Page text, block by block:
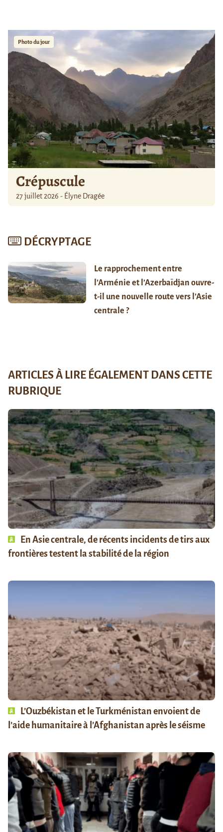
Photo du jour
Crépuscule
27 juillet 2026 - Élyne Dragée
DÉCRYPTAGE
Le rapprochement entre
l’Arménie et l’Azerbaïdjan ouvre-
t-il une nouvelle route vers l’Asie
centrale ?
ARTICLES À LIRE ÉGALEMENT DANS CETTE
RUBRIQUE
En Asie centrale, de récents incidents de tirs aux
frontières testent la stabilité de la région
L’Ouzbékistan et le Turkménistan envoient de
l’aide humanitaire à l’Afghanistan après le séisme